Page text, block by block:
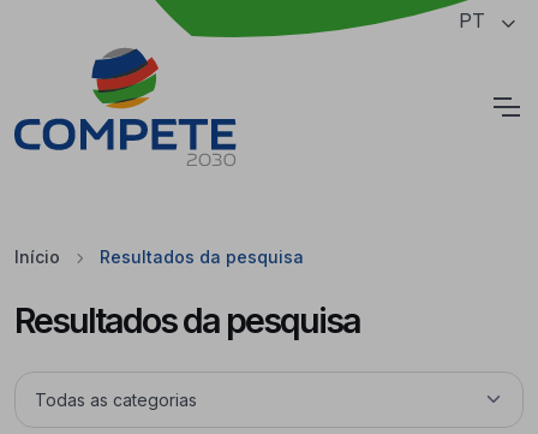
Saltar para o conteúdo principal da página PT
Início Resultados da pesquisa
Resultados da pesquisa